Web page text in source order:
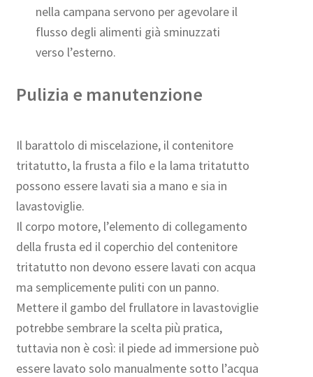
nella campana servono per agevolare il
flusso degli alimenti già sminuzzati
verso l’esterno.
Pulizia e manutenzione
Il barattolo di miscelazione, il contenitore
tritatutto, la frusta a filo e la lama tritatutto
possono essere lavati sia a mano e sia in
lavastoviglie.
Il corpo motore, l’elemento di collegamento
della frusta ed il coperchio del contenitore
tritatutto non devono essere lavati con acqua
ma semplicemente puliti con un panno.
Mettere il gambo del frullatore in lavastoviglie
potrebbe sembrare la scelta più pratica,
tuttavia non è così: il piede ad immersione può
essere lavato solo manualmente sotto l’acqua